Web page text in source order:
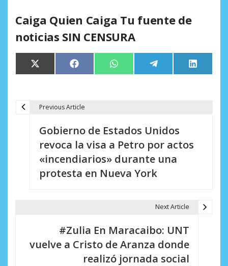
Caiga Quien Caiga Tu fuente de
noticias SIN CENSURA
Compartir
en
X
(Twitter)
Compartir
en
Facebook Compartir
en
WhatsApp Compartir
en
Telegram
en
LinkedIn
Previous Article
Gobierno de Estados Unidos
revoca la visa a Petro por actos
«incendiarios» durante una
protesta en Nueva York
Next Article
#Zulia En Maracaibo: UNT
vuelve a Cristo de Aranza donde
realizó jornada social